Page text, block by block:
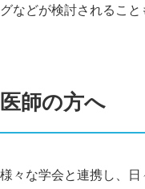
グなどが検討されること
医師の方へ
様々な学会と連携し、